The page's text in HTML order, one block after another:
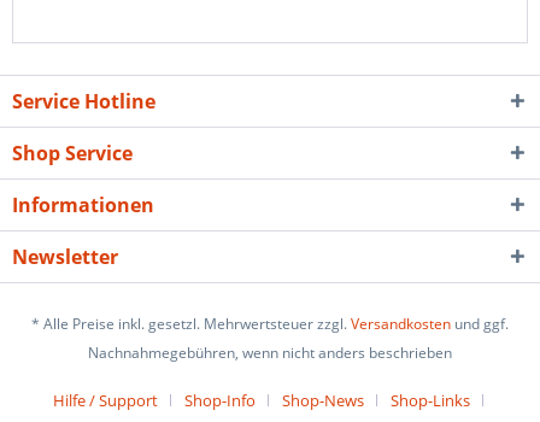
Service Hotline
Shop Service
Informationen
Newsletter
* Alle Preise inkl. gesetzl. Mehrwertsteuer zzgl.Versandkosten und ggf.
Nachnahmegebühren, wenn nicht anders beschrieben
Hilfe / Support Shop-Info Shop-News Shop-Links